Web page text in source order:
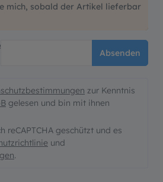
mich, sobald der Artikel lieferbar
reCAPTCHA geschützt und es
und
.
zur Kenntnis
gelesen und bin mit ihnen
Absenden